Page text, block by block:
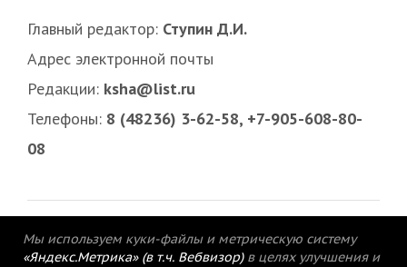
Главный редактор: Ступин Д.И.
Адрес электронной почты
Редакции: ksha@list.ru
Телефоны: 8 (48236) 3-62-58, +7-905-608-80-
08
Мы используем куки-файлы и метрическую систему
«Яндекс.Метрика» (в т.ч. Вебвизор) в целях улучшения и